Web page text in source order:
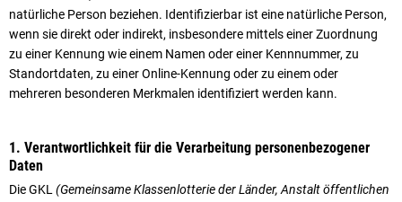
natürliche Person beziehen. Identifizierbar ist eine natürliche Person,
wenn sie direkt oder indirekt, insbesondere mittels einer Zuordnung
zu einer Kennung wie einem Namen oder einer Kennnummer, zu
Standortdaten, zu einer Online-Kennung oder zu einem oder
mehreren besonderen Merkmalen identifiziert werden kann.
1. Verantwortlichkeit für die Verarbeitung personenbezogener
Daten
Die GKL (Gemeinsame Klassenlotterie der Länder, Anstalt öffentlichen